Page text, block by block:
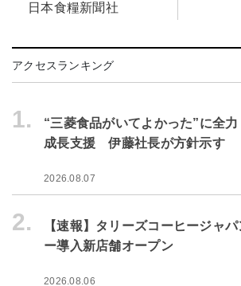
日本食糧新聞社
アクセスランキング
1.
“三菱食品がいてよかった”に全
成長支援 伊藤社長が方針示す
2026.08.07
2.
【速報】タリーズコーヒージャ
ー導入新店舗オープン
2026.08.06